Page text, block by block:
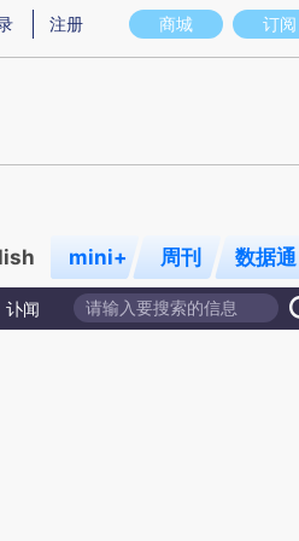
意图存在偏差。不代表财新观点和立场。
商城 订阅
注册
mini+ 周刊 数据通
讣闻